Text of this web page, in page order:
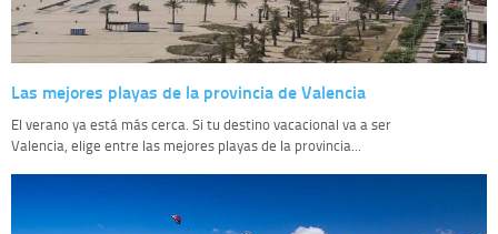
Las mejores playas de la provincia de Valencia
El verano ya está más cerca. Si tu destino vacacional va a ser
Valencia, elige entre las mejores playas de la provincia...